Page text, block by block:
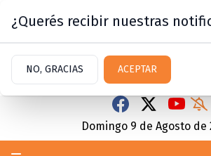
Domingo 9 de Agosto de
¿Querés recibir nuestras
NO, GRACIAS ACEPTAR